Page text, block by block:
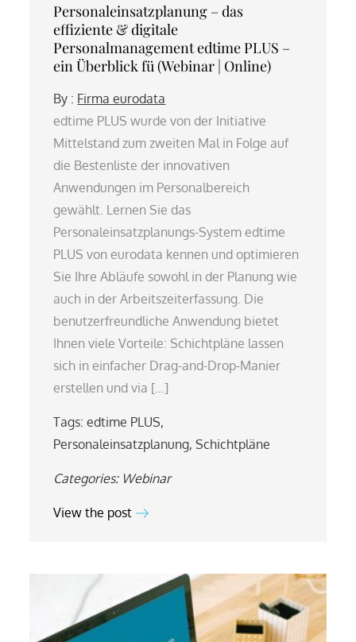
Personaleinsatzplanung – das
effiziente & digitale
Personalmanagement edtime PLUS –
ein Überblick fü (Webinar | Online)
By : Firma eurodata
edtime PLUS wurde von der Initiative
Mittelstand zum zweiten Mal in Folge auf
die Bestenliste der innovativen
Anwendungen im Personalbereich
gewählt. Lernen Sie das
Personaleinsatzplanungs-System edtime
PLUS von eurodata kennen und optimieren
Sie Ihre Abläufe sowohl in der Planung wie
auch in der Arbeitszeiterfassung. Die
benutzerfreundliche Anwendung bietet
Ihnen viele Vorteile: Schichtpläne lassen
sich in einfacher Drag-and-Drop-Manier
erstellen und via […]
Tags:edtime PLUS,
Personaleinsatzplanung,Schichtpläne
Categories: Webinar
View the post